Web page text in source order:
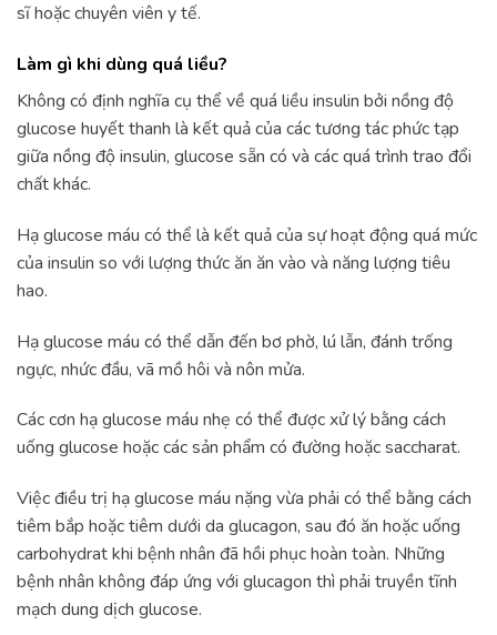
sĩ hoặc chuyên viên y tế.
Làm gì khi dùng quá liều?
Không có định nghĩa cụ thể về quá liều insulin bởi nồng độ
glucose huyết thanh là kết quả của các tương tác phức tạp
giữa nồng độ insulin, glucose sẵn có và các quá trình trao đổi
chất khác.
Hạ glucose máu có thể là kết quả của sự hoạt động quá mức
của insulin so với lượng thức ăn ăn vào và năng lượng tiêu
hao.
Hạ glucose máu có thể dẫn đến bơ phờ, lú lẫn, đánh trống
ngực, nhức đầu, vã mồ hôi và nôn mửa.
Các cơn hạ glucose máu nhẹ có thể được xử lý bằng cách
uống glucose hoặc các sản phẩm có đường hoặc saccharat.
Việc điều trị hạ glucose máu nặng vừa phải có thể bằng cách
tiêm bắp hoặc tiêm dưới da glucagon, sau đó ăn hoặc uống
carbohydrat khi bệnh nhân đã hồi phục hoàn toàn. Những
bệnh nhân không đáp ứng với glucagon thì phải truyền tĩnh
mạch dung dịch glucose.